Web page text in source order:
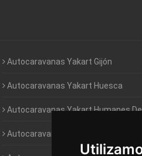
Autocaravanas Yakart Gijón
Autocaravanas Yakart Huesca
Autocaravanas Yakart Humanes
Autocaravanas Yakart Jaén